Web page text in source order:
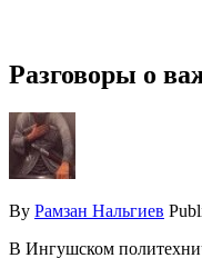
Разговоры о
By Рамзан Нальгиев
В Ингушском